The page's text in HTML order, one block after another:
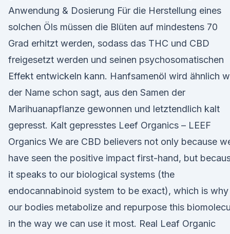
Anwendung & Dosierung Für die Herstellung eines
solchen Öls müssen die Blüten auf mindestens 70
Grad erhitzt werden, sodass das THC und CBD
freigesetzt werden und seinen psychosomatischen
Effekt entwickeln kann. Hanfsamenöl wird ähnlich
der Name schon sagt, aus den Samen der
Marihuanapflanze gewonnen und letztendlich kalt
gepresst. Kalt gepresstes Leef Organics – LEEF
Organics We are CBD believers not only because
have seen the positive impact first-hand, but
it speaks to our biological systems (the
endocannabinoid system to be exact), which is why
our bodies metabolize and repurpose this
in the way we can use it most. Real Leaf Organic